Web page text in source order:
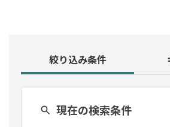
絞り込み条件
現在の検索条件